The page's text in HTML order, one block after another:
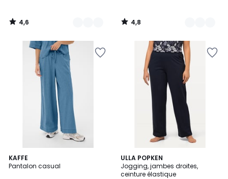
4,6
/
4,8
/
KAFFE
Pantalon casual
2
Couleurs
ULLA POPKEN
Jogging, jambes droites,
ceinture élastique
4
/
5
3
Couleurs